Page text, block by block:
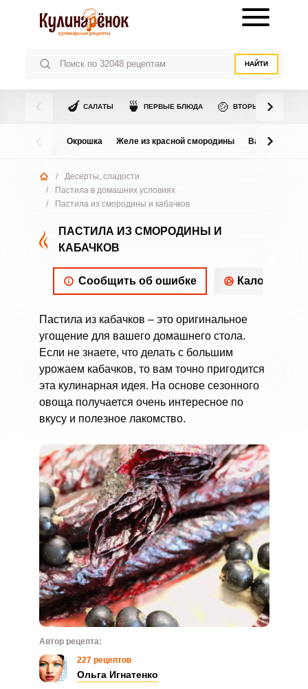
НАЙТИ
🍆 САЛАТЫ 🍵 ПЕРВЫЕ БЛЮДА 🍲 ВТОРЫЕ БЛЮДА
Окрошка Желе из красной смородины Варенье из
/
Десерты, сладости
/
Пастила в домашних условиях
/
Пастила из смородины и кабачков
ПАСТИЛА ИЗ СМОРОДИНЫ И
КАБАЧКОВ
Сообщить об ошибке
Пастила из кабачков – это оригинальное
угощение для вашего домашнего стола.
Если не знаете, что делать с большим
урожаем кабачков, то вам точно пригодится
эта кулинарная идея. На основе сезонного
овоща получается очень интересное по
вкусу и полезное лакомство.
Автор рецепта:
227 рецептов
Ольга Игнатенко